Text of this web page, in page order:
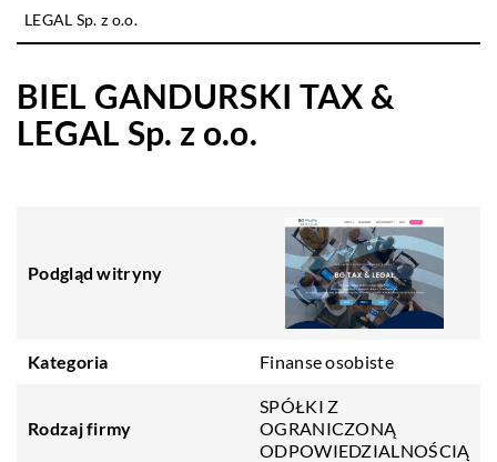
LEGAL Sp. z o.o.
BIEL GANDURSKI TAX &
LEGAL Sp. z o.o.
Podgląd witryny
Kategoria Finanse osobiste
Rodzaj firmy
SPÓŁKI Z
OGRANICZONĄ
ODPOWIEDZIALNOŚCIĄ